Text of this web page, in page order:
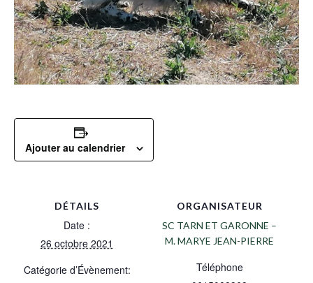
Ajouter au calendrier
DÉTAILS
Date :
26 octobre 2021
Catégorie d’Évènement:
ORGANISATEUR
SC TARN ET GARONNE –
M. MARYE JEAN-PIERRE
Téléphone